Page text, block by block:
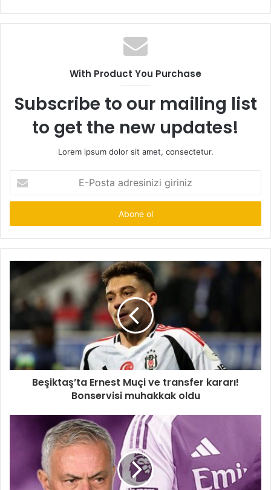
With Product You Purchase
Subscribe to our mailing list
to get the new updates!
Lorem ipsum dolor sit amet, consectetur.
Posta
adresinizi
Beşiktaş’ta Ernest Muçi ve transfer kararı!
Bonservisi muhakkak oldu